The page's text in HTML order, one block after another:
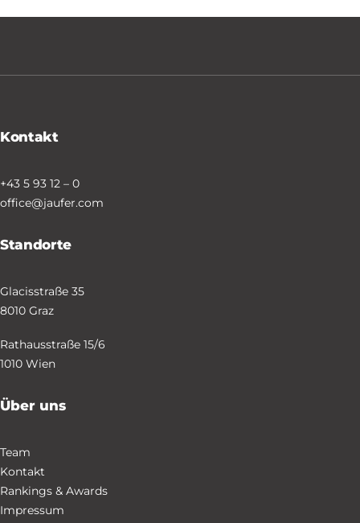
Kontakt
+43 5 93 12 – 0
office@jaufer.com
Standorte
Glacisstraße 35
8010 Graz
Rathausstraße 15/6
1010 Wien
Über uns
Team
Kontakt
Rankings & Awards
Impressum